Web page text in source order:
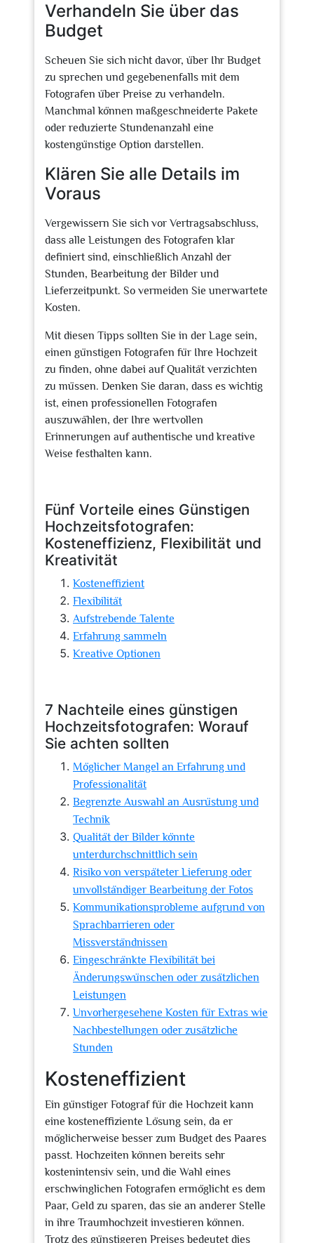
Verhandeln Sie über das
Budget
Scheuen Sie sich nicht davor, über Ihr Budget
zu sprechen und gegebenenfalls mit dem
Fotografen über Preise zu verhandeln.
Manchmal können maßgeschneiderte Pakete
oder reduzierte Stundenanzahl eine
kostengünstige Option darstellen.
Klären Sie alle Details im
Voraus
Vergewissern Sie sich vor Vertragsabschluss,
dass alle Leistungen des Fotografen klar
definiert sind, einschließlich Anzahl der
Stunden, Bearbeitung der Bilder und
Lieferzeitpunkt. So vermeiden Sie unerwartete
Kosten.
Mit diesen Tipps sollten Sie in der Lage sein,
einen günstigen Fotografen für Ihre Hochzeit
zu finden, ohne dabei auf Qualität verzichten
zu müssen. Denken Sie daran, dass es wichtig
ist, einen professionellen Fotografen
auszuwählen, der Ihre wertvollen
Erinnerungen auf authentische und kreative
Weise festhalten kann.
Fünf Vorteile eines Günstigen
Hochzeitsfotografen:
Kosteneffizienz, Flexibilität und
Kreativität
Kosteneffizient
Flexibilität
Aufstrebende Talente
Erfahrung sammeln
Kreative Optionen
7 Nachteile eines günstigen
Hochzeitsfotografen: Worauf
Sie achten sollten
Möglicher Mangel an Erfahrung und
Professionalität
Begrenzte Auswahl an Ausrüstung und
Technik
Qualität der Bilder könnte
unterdurchschnittlich sein
Risiko von verspäteter Lieferung oder
unvollständiger Bearbeitung der Fotos
Kommunikationsprobleme aufgrund von
Sprachbarrieren oder
Missverständnissen
Eingeschränkte Flexibilität bei
Änderungswünschen oder zusätzlichen
Leistungen
Unvorhergesehene Kosten für Extras wie
Nachbestellungen oder zusätzliche
Stunden
Kosteneffizient
Ein günstiger Fotograf für die Hochzeit kann
eine kosteneffiziente Lösung sein, da er
möglicherweise besser zum Budget des Paares
passt. Hochzeiten können bereits sehr
kostenintensiv sein, und die Wahl eines
erschwinglichen Fotografen ermöglicht es dem
Paar, Geld zu sparen, das sie an anderer Stelle
in ihre Traumhochzeit investieren können.
Trotz des günstigeren Preises bedeutet dies